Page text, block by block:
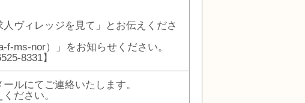
ヴィレッジを見て」とお伝えくださ
ms-nor）」をお知らせください。
8331】
ルにてご連絡いたします。
ださい。